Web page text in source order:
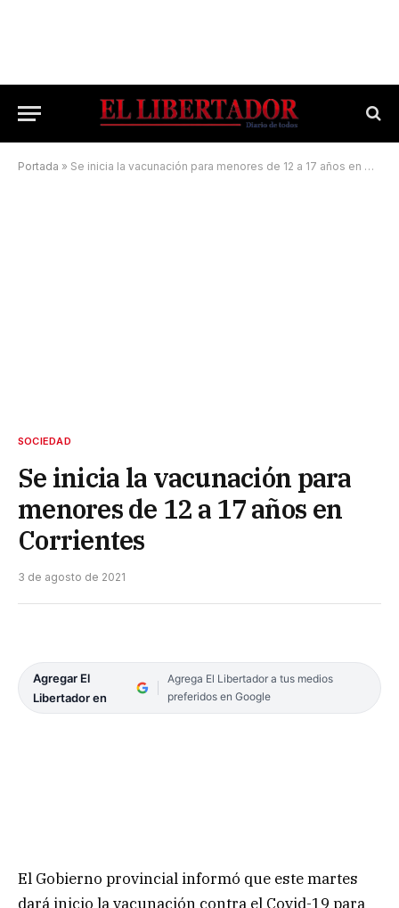
Portada » Se inicia la vacunación para menores de 12 a 17 años en Corrientes
SOCIEDAD
Se inicia la vacunación para
menores de 12 a 17 años en
Corrientes
3 de agosto de 2021
Agregar El
Libertador en
Agrega El Libertador a tus medios
preferidos en Google
El Gobierno provincial informó que este martes
dará inicio la vacunación contra el Covid-19 para